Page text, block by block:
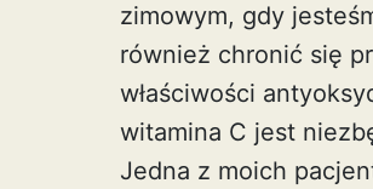
zimowym, gdy
również chronić się
właściwości
witamina C jest
Jedna z moich